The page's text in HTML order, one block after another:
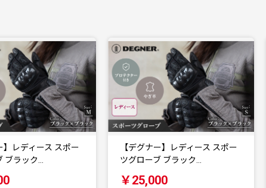
】レディース スポー
ブラック…
【デグナー】ノースリーブレザ
ーパーカー ブラック …
￥92,000